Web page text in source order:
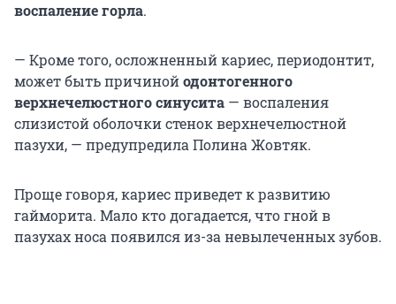
воспаление горла.
— Кроме того, осложненный кариес, периодонтит,
может быть причинойодонтогенного
верхнечелюстного синусита — воспаления
слизистой оболочки стенок верхнечелюстной
пазухи, — предупредила Полина Жовтяк.
Проще говоря, кариес приведет к развитию
гайморита. Мало кто догадается, что гной в
пазухах носа появился из-за невылеченных зубов.